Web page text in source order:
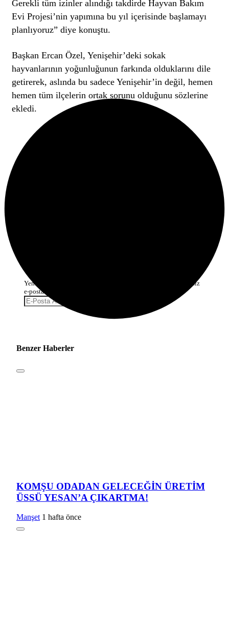
Gerekli tüm izinler alındığı takdirde Hayvan Bakım
Evi Projesi’nin yapımına bu yıl içerisinde başlamayı
planlıyoruz” diye konuştu.
Başkan Ercan Özel, Yenişehir’deki sokak
hayvanlarının yoğunluğunun farkında olduklarını dile
getirerek, aslında bu sadece Yenişehir’in değil, hemen
hemen tüm ilçelerin ortak sorunu olduğunu sözlerine
ekledi.
Yeni haberlerden haberdar olmak için fırsatı kaçırma ve ücretsiz
e-posta aboneliğini hemen başlat.
Benzer Haberler
KOMŞU ODADAN GELECEĞİN ÜRETİM
ÜSSÜ YESAN’A ÇIKARTMA!
Manşet 1 hafta önce